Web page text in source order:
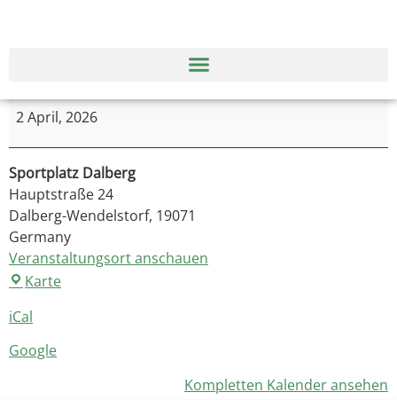
2 April, 2026
Sportplatz Dalberg
Hauptstraße 24
Dalberg-Wendelstorf, 19071
Germany
Veranstaltungsort anschauen
Karte
iCal
Google
Kompletten Kalender ansehen